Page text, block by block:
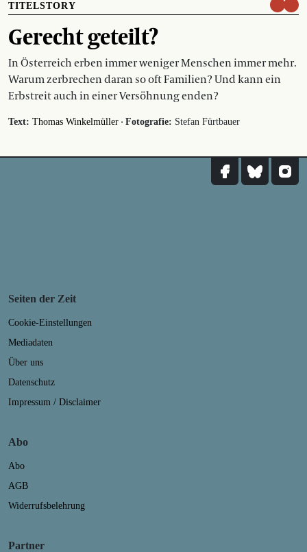
TITELSTORY
Gerecht geteilt?
In Österreich erben immer weniger Menschen immer mehr.
Warum zerbrechen daran so oft Familien? Und kann ein
Erbstreit auch in einer Versöhnung enden?
Text: Thomas Winkelmüller · Fotografie: Stefan Fürtbauer
Seiten der Zeit
Cookie-Einstellungen
Mediadaten
Über uns
Datenschutz
Impressum / Disclaimer
Abo
Abo
AGB
Widerrufsbelehrung
Partner